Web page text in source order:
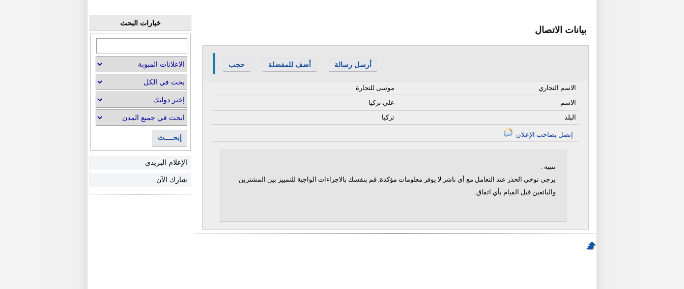
بيانات الاتصال
حجب أضف للمفضلة أرسل رسالة
موسى للتجارة
الاسم التجاري
علي تركيا
الاسم
تركيا
البلد
تنبيه :
يرجى توخي الحذر عند التعامل مع أي ناشر لا يوفر معلومات مؤكدة, قم بنفسك بالاجراءات الواجبة للتمييز بين المشترين
والبائعين قبل القيام بأي اتفاق.
خيارات البحث
إبحــــث
الإعلام البريدي
شارك الآن